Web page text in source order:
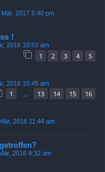
Mär, 2017 5:40 pm
!
2016 10:53 am
1 2 3 4 5
2016 10:45 am
1 13 14 15 16
2016 11:44 am
2016 9:32 am